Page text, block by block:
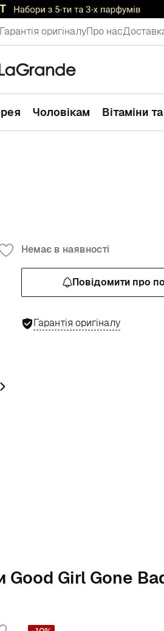
Гарантія оригіналуПро нас
Чоловікам Вітаміни
Немає в наявності
Повідомити про
Гарантія оригіналу
Good Girl Gone